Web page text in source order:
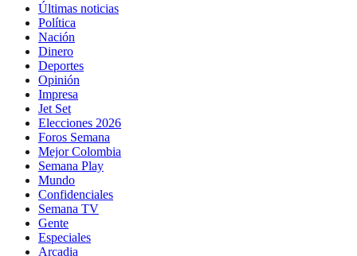
Últimas noticias
Política
Nación
Dinero
Deportes
Opinión
Impresa
Jet Set
Elecciones 2026
Foros Semana
Mejor Colombia
Semana Play
Mundo
Confidenciales
Semana TV
Gente
Especiales
Arcadia